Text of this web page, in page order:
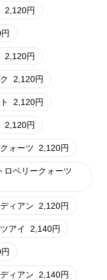
2,120円
円
2,120円
2,120円
2,120円
2,120円
ォーツ 2,120円
ロベリークォーツ
ィアン 2,120円
アイ 2,140円
円
ィアン 2,140円